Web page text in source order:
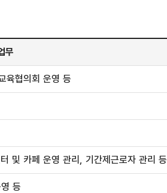
무
육협의회 운영 등
및 카페 운영 관리, 기간제근로자 관리 등
등